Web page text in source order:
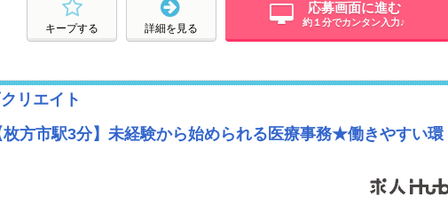
応募画面に進む
約１分でカンタン入力♪
詳細を見る
キープする
リエイト
方市駅3分】未経験から始められる医療事務★働きやすい環